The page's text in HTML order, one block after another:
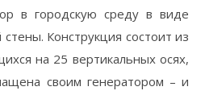
в городскую среду в виде
Конструкция состоит из
на 25 вертикальных осях,
своим генератором – и